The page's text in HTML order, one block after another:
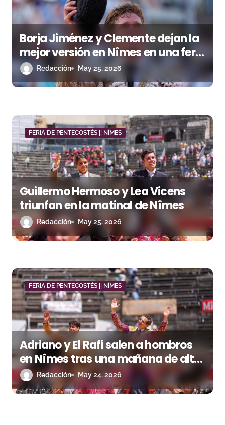
e
e
n
t
r
d
a
s
Borja Jiménez y Clemente dejan la
mejor versión en Nîmes en una feria
que se cerró con una oreja por
coleta
Redacción May 25, 2026
FERIA DE PENTECOSTÉS || NÎMES
Guillermo Hermoso y Lea Vicens
triunfan en la matinal de Nîmes
Redacción May 25, 2026
FERIA DE PENTECOSTÉS || NÎMES
Adriano y El Rafi salen a hombros
en Nîmes tras una mañana de alto
voltaje con el hierro de Margé
Redacción May 24, 2026